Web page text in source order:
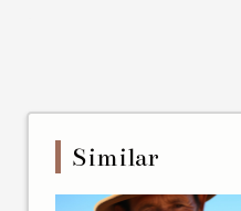
Similar